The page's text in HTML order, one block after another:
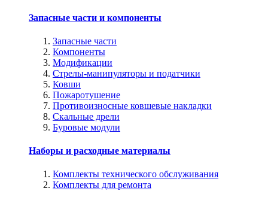
Запасные части и компоненты
Запасные части
Компоненты
Модификации
Стрелы-манипуляторы и податчики
Ковши
Пожаротушение
Противоизносные ковшевые накладки
Скальные дрели
Буровые модули
Наборы и расходные материалы
Комплекты технического обслуживания
Комплекты для ремонта